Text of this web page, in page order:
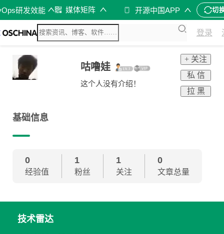
研发效能 媒体矩阵 开源中国APP 切
登录
咕噜娃
这个人没有介绍！
+ 关注
私 信
拉 黑
基础信息
0
经验值
1
粉丝
1
关注
0
文章总量
技术雷达